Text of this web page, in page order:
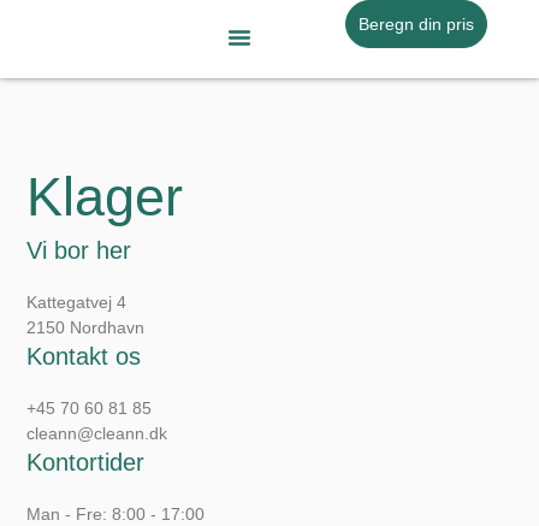
Beregn din pris
Klager
Vi bor her
Kattegatvej 4
2150 Nordhavn
Kontakt os
+45 70 60 81 85
cleann@cleann.dk
Kontortider
Man - Fre: 8:00 - 17:00